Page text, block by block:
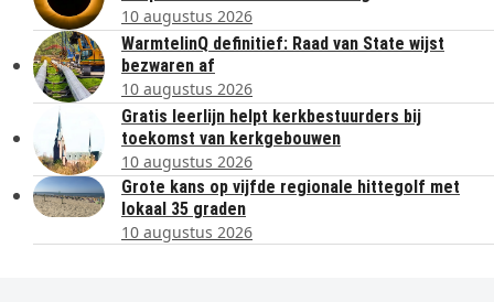
10 augustus 2026
WarmtelinQ definitief: Raad van State wijst
bezwaren af
10 augustus 2026
Gratis leerlijn helpt kerkbestuurders bij
toekomst van kerkgebouwen
10 augustus 2026
Grote kans op vijfde regionale hittegolf met
lokaal 35 graden
10 augustus 2026